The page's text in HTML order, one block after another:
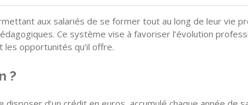
aux salariés de se former tout au long de leur vie
Ce système vise à favoriser l’évolution
opportunités qu’il offre.
?